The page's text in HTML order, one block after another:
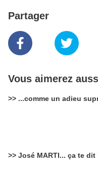
Partager
Vous aimerez
>> ...comme un adieu
>> José MARTI... ça te dit